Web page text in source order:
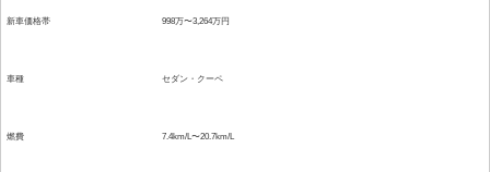
新車価格帯 998万〜3,264万円
車種 セダン・クーペ
燃費 7.4km/L〜20.7km/L